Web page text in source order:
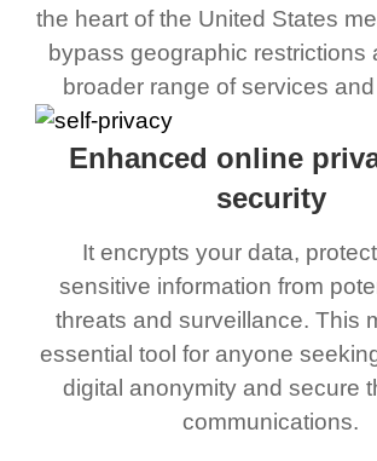
the heart of the United States
bypass geographic restrictions
broader range of services
Enhanced online
security
It encrypts your data,
sensitive information from
threats and surveillance. This
essential tool for anyone
digital anonymity and secure
communications.